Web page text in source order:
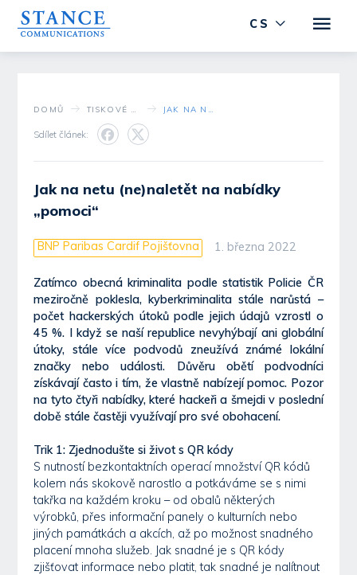
CS
DOMŮ
Sdílet článek:
Jak na netu (ne)naletět na nabídky
„pomoci“
BNP Paribas Cardif Pojišťovna 1. března 2022
Zatímco obecná kriminalita podle statistik Policie ČR
meziročně poklesla, kyberkriminalita stále narůstá –
počet hackerských útoků podle jejich údajů vzrostl o
45 %. I když se naší republice nevyhýbají ani globální
útoky, stále více podvodů zneužívá známé lokální
značky nebo události. Důvěru obětí podvodníci
získávají často i tím, že vlastně nabízejí pomoc. Pozor
na tyto čtyři nabídky, které hackeři a šmejdi v poslední
době stále častěji využívají pro své obohacení.
Trik 1: Zjednodušte si život s QR kódy
S nutností bezkontaktních operací množství QR kódů
kolem nás skokově narostlo a potkáváme se s nimi
takřka na každém kroku – od obalů některých
výrobků, přes informační panely o kulturních nebo
jiných památkách a akcích, až po možnost snadného
placení mnoha služeb. Jak snadné je s QR kódy
zjišťovat informace nebo platit, tak snadné je nalítnout